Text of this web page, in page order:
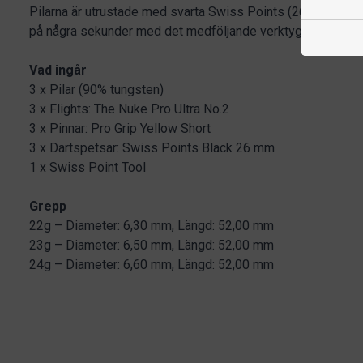
Pilarna är utrustade med svarta Swiss Points (26 mm)
på några sekunder med det medföljande verktyget.
Vad ingår
3 x Pilar (90% tungsten)
3 x Flights: The Nuke Pro Ultra No.2
3 x Pinnar: Pro Grip Yellow Short
3 x Dartspetsar: Swiss Points Black 26 mm
1 x Swiss Point Tool
Grepp
22g – Diameter: 6,30 mm, Längd: 52,00 mm
23g – Diameter: 6,50 mm, Längd: 52,00 mm
24g – Diameter: 6,60 mm, Längd: 52,00 mm